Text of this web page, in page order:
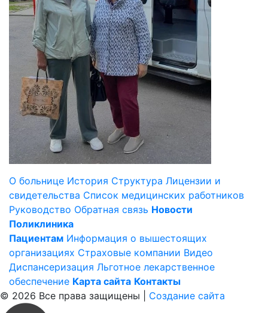
О больнице История Структура Лицензии и
свидетельства Список медицинских работников
Руководство Обратная связь Новости
Поликлиника
Пациентам Информация о вышестоящих
организациях Страховые компании Видео
Диспансеризация Льготное лекарственное
обеспечение Карта сайта Контакты
© 2026 Все права защищены | Создание сайта